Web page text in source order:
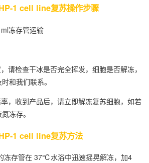
1 cell line复苏操作步骤
冻存管运输
请检查干冰是否完全挥发，细胞是否解冻，
和我们联系。
，收到产品后，请立即解冻复苏细胞，如若
冻存。
1 cell line复苏方法
冻存管在 37℃水浴中迅速摇晃解冻，加4